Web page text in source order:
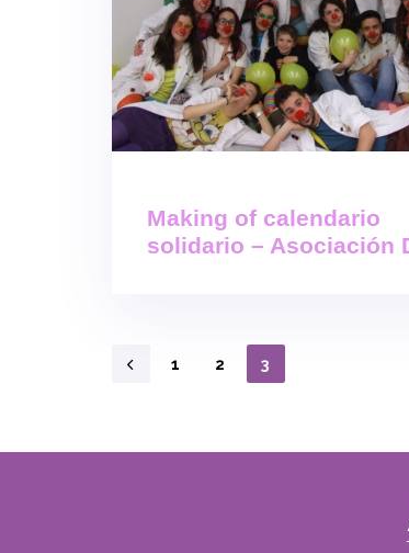
Making of calendario
solidario – Asociación
1 2 3